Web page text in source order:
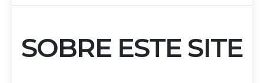
SOBRE ESTE SITE